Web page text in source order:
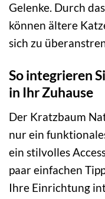
Gelenke. Durch
können ältere
sich zu
So integrieren
in Ihr Zuhause
Der Kratzbaum
nur ein
ein stilvolles
paar einfachen
Ihre Einrichtung